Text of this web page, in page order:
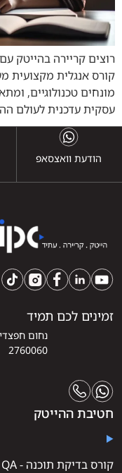
רוצים קריירה בהייטק
קורס אנגלית מקצועית
מונחים טכנולוגיים,
עסקית עדכנית לעולם
הודעת וואצסאפ
זמינים לכם תמיד
2760060
חטיבת ההייטק
קורס בדיקת תוכנה - QA